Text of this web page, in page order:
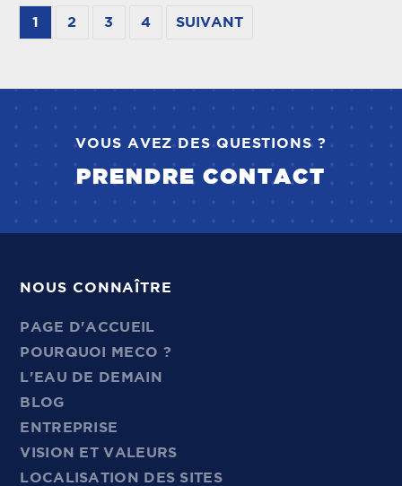
1 2 3 4 SUIVANT
VOUS AVEZ DES QUESTIONS ?
PRENDRE CONTACT
NOUS CONNAÎTRE
PAGE D'ACCUEIL
POURQUOI MECO ?
L'EAU DE DEMAIN
BLOG
ENTREPRISE
VISION ET VALEURS
LOCALISATION DES SITES